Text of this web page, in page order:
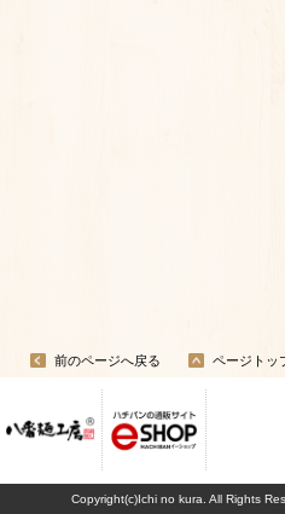
前のページへ戻る ページトッ
Copyright(c)Ichi no kura. All Rights